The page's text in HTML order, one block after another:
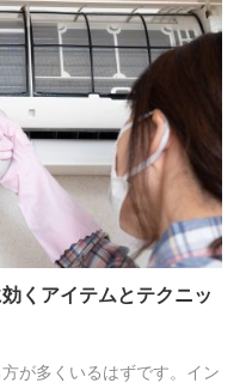
くアイテムとテクニッ
が多くいるはずです。イン